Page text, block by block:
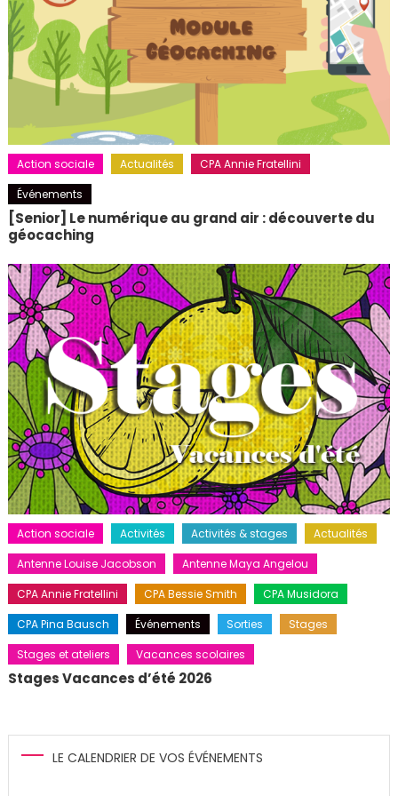
Action sociale Actualités
CPA Annie Fratellini
Événements
[Senior] Le numérique au grand air : découverte du
géocaching
Action sociale Activités Activités & stages
Actualités
Antenne Louise Jacobson
Antenne Maya Angelou
CPA Annie Fratellini
CPA Bessie Smith
CPA Musidora
CPA Pina Bausch
Événements Sorties
Stages
Stages et ateliers
Vacances scolaires
Stages Vacances d’été 2026
LE CALENDRIER DE VOS ÉVÉNEMENTS